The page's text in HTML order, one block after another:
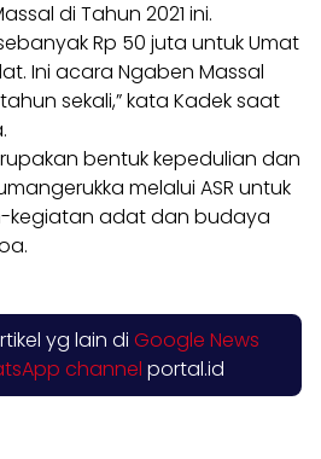
di Tahun 2021 ini.
Rp 50 juta untuk Umat
Ini acara Ngaben Massal
sekali,” kata Kadek saat
bentuk kepedulian dan
melalui ASR untuk
kegiatan adat dan budaya
yg lain di Google News
channel portal.id